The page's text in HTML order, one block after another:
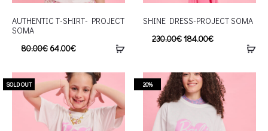
AUTHENTIC T-SHIRT- PROJECT
SOMA
80.00€ 64.00€
SHINE DRESS-PROJECT SOMA
230.00€184.00€
SOLD OUT 20%